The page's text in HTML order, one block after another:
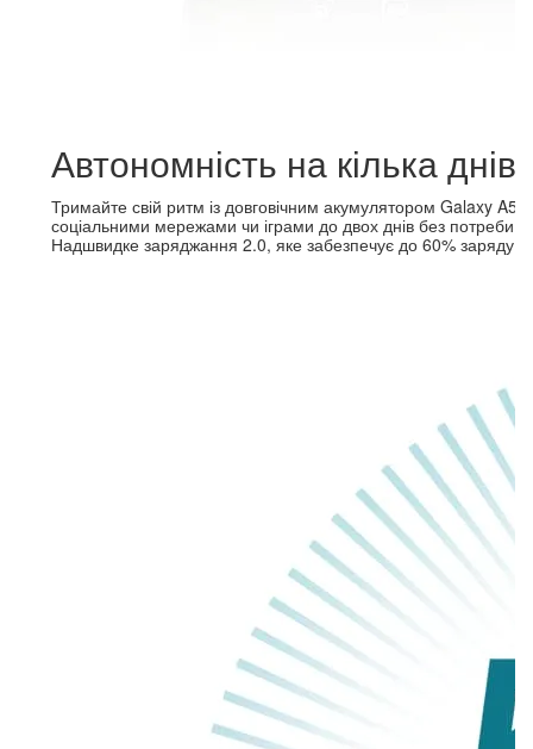
Автономність на кілька днів
Тримайте свій ритм із довговічним акумулятором Galaxy
соціальними мережами чи іграми до двох днів без потреби
Надшвидке заряджання 2.0, яке забезпечує до 60% заряду